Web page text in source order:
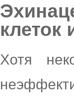
клеток
Хотя